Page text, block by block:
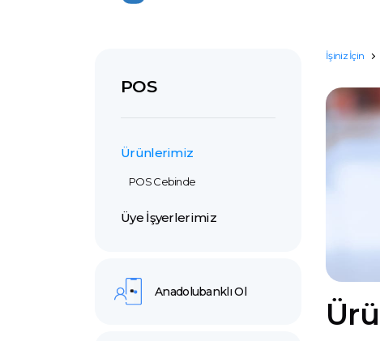
POS
Ürünlerimiz
POS Cebinde
Üye İşyerlerimiz
Anadolubanklı Ol
İşiniz İçin